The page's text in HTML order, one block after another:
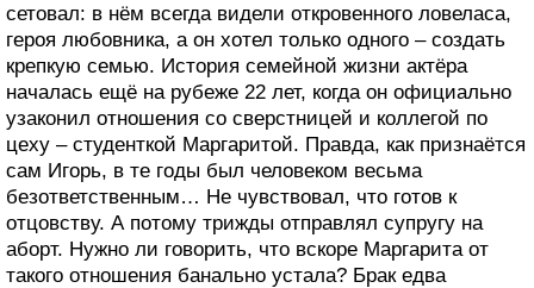
сетовал: в нём всегда видели откровенного ловеласа,
героя любовника, а он хотел только одного – создать
крепкую семью. История семейной жизни актёра
началась ещё на рубеже 22 лет, когда он официально
узаконил отношения со сверстницей и коллегой по
цеху – студенткой Маргаритой. Правда, как признаётся
сам Игорь, в те годы был человеком весьма
безответственным… Не чувствовал, что готов к
отцовству. А потому трижды отправлял супругу на
аборт. Нужно ли говорить, что вскоре Маргарита от
такого отношения банально устала? Брак едва